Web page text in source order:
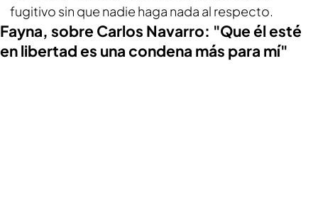
fugitivo sin que nadie haga nada al respecto.
Fayna, sobre Carlos Navarro: "Que él esté
en libertad es una condena más para mí"